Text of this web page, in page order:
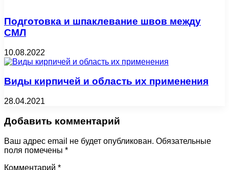
Подготовка и шпаклевание швов между
СМЛ
10.08.2022
Виды кирпичей и область их применения
28.04.2021
Добавить комментарий
Ваш адрес email не будет опубликован. Обязательные
поля помечены *
Комментарий *